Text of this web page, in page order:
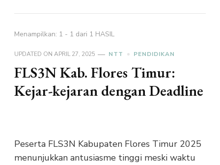
Menampilkan: 1 - 1 dari 1 HASIL
UPDATED ON APRIL 27, 2025 NTT PENDIDIKAN
FLS3N Kab. Flores Timur:
Kejar-kejaran dengan Deadline
Peserta FLS3N Kabupaten Flores Timur 2025
menunjukkan antusiasme tinggi meski waktu